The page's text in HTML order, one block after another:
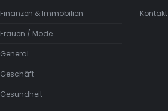
Finanzen & Immobilien
Frauen / Mode
General
Geschäft
Gesundheit
Kontakt